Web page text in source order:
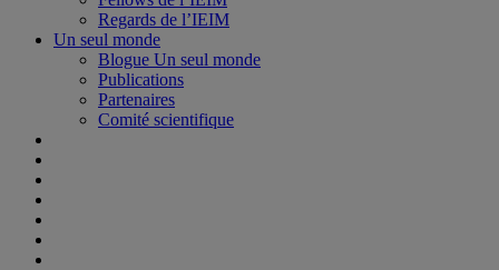
Regards de l’IEIM
Un seul monde
Blogue Un seul monde
Publications
Partenaires
Comité scientifique